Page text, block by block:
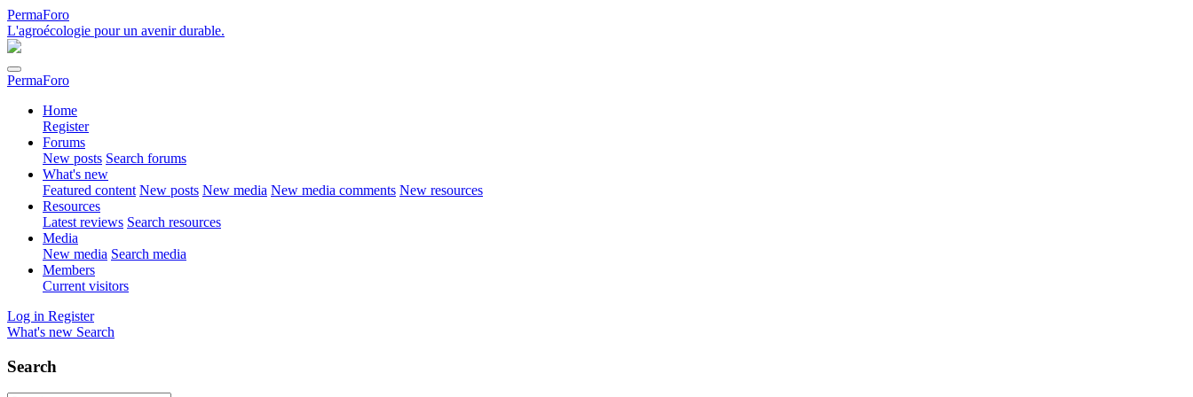
PermaForo
L'agroécologie pour un avenir durable.
PermaForo
Home
Register
Forums
New posts Search forums
What's new
Featured content New posts New media New media comments New resources
Resources
Latest reviews Search resources
Media
New media Search media
Members
Current visitors
Log in Register
What's new Search
Search